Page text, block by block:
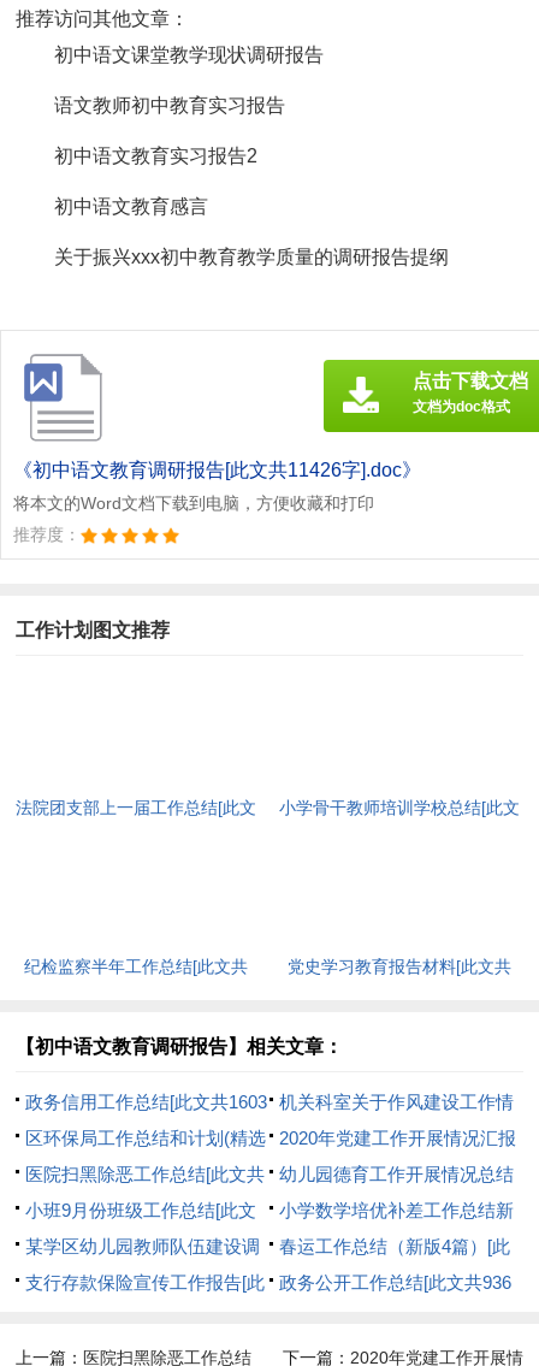
推荐访问其他文章：
初中语文课堂教学现状调研报告
语文教师初中教育实习报告
初中语文教育实习报告2
初中语文教育感言
关于振兴xxx初中教育教学质量的调研报告提纲
《初中语文教育调研报告[此文共11426字].doc》
将本文的Word文档下载到电脑，方便收藏和打印
推荐度：
点击下载文档
文档为doc格式
工作计划图文推荐
法院团支部上一届工作总结[此文
小学骨干教师培训学校总结[此文
纪检监察半年工作总结[此文共
党史学习教育报告材料[此文共
【初中语文教育调研报告】相关文章：
政务信用工作总结[此文共1603
字]
机关科室关于作风建设工作情
况的报告[此文共1280字]
区环保局工作总结和计划(精选
多篇)[此文共15835字]
2020年党建工作开展情况汇报
[此文共1852字]
医院扫黑除恶工作总结[此文共
436字]
幼儿园德育工作开展情况总结
[此文共3255字]
小班9月份班级工作总结[此文
共4344字]
小学数学培优补差工作总结新
版多篇[此文共10993字]
某学区幼儿园教师队伍建设调
研报告[此文共1539字]
春运工作总结（新版4篇）[此
文共4131字]
支行存款保险宣传工作报告[此
政务公开工作总结[此文共936
上一篇： 医院扫黑除恶工作总结 下一篇： 2020年党建工作开展情